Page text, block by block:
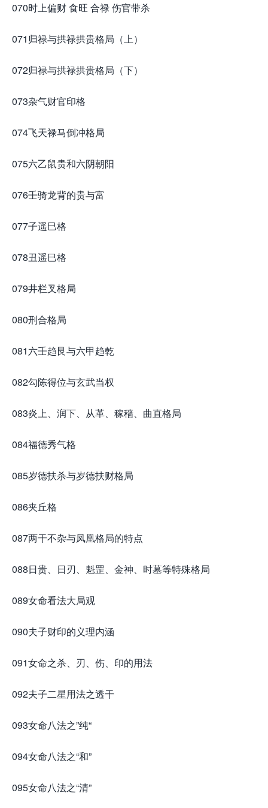
070时上偏财 食旺 合禄 伤官带杀
071归禄与拱禄拱贵格局（上）
072归禄与拱禄拱贵格局（下）
073杂气财官印格
074飞天禄马倒冲格局
075六乙鼠贵和六阴朝阳
076壬骑龙背的贵与富
077子遥巳格
078丑遥巳格
079井栏叉格局
080刑合格局
081六壬趋艮与六甲趋乾
082勾陈得位与玄武当权
083炎上、润下、从革、稼穑、曲直格局
084福德秀气格
085岁德扶杀与岁德扶财格局
086夹丘格
087两干不杂与凤凰格局的特点
088日贵、日刃、魁罡、金神、时墓等特殊格局
089女命看法大局观
090夫子财印的义理内涵
091女命之杀、刃、伤、印的用法
092夫子二星用法之透干
093女命八法之”纯“
094女命八法之“和”
095女命八法之“清”